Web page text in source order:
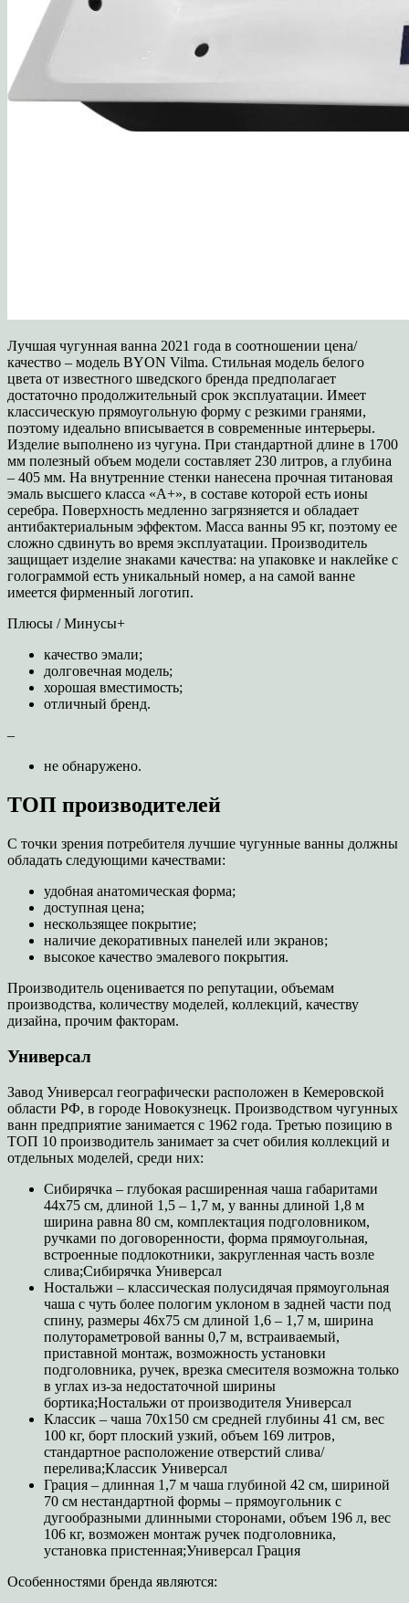
Лучшая чугунная ванна 2021 года в соотношении цена/
качество – модель BYON Vilma. Стильная модель белого
цвета от известного шведского бренда предполагает
достаточно продолжительный срок эксплуатации. Имеет
классическую прямоугольную форму с резкими гранями,
поэтому идеально вписывается в современные интерьеры.
Изделие выполнено из чугуна. При стандартной длине в 1700
мм полезный объем модели составляет 230 литров, а глубина
– 405 мм. На внутренние стенки нанесена прочная титановая
эмаль высшего класса «A+», в составе которой есть ионы
серебра. Поверхность медленно загрязняется и обладает
антибактериальным эффектом. Масса ванны 95 кг, поэтому ее
сложно сдвинуть во время эксплуатации. Производитель
защищает изделие знаками качества: на упаковке и наклейке с
голограммой есть уникальный номер, а на самой ванне
имеется фирменный логотип.
Плюсы / Минусы+
качество эмали;
долговечная модель;
хорошая вместимость;
отличный бренд.
–
не обнаружено.
ТОП производителей
С точки зрения потребителя лучшие чугунные ванны должны
обладать следующими качествами:
удобная анатомическая форма;
доступная цена;
нескользящее покрытие;
наличие декоративных панелей или экранов;
высокое качество эмалевого покрытия.
Производитель оценивается по репутации, объемам
производства, количеству моделей, коллекций, качеству
дизайна, прочим факторам.
Универсал
Завод Универсал географически расположен в Кемеровской
области РФ, в городе Новокузнецк. Производством чугунных
ванн предприятие занимается с 1962 года. Третью позицию в
ТОП 10 производитель занимает за счет обилия коллекций и
отдельных моделей, среди них:
Сибирячка – глубокая расширенная чаша габаритами
44х75 см, длиной 1,5 – 1,7 м, у ванны длиной 1,8 м
ширина равна 80 см, комплектация подголовником,
ручками по договоренности, форма прямоугольная,
встроенные подлокотники, закругленная часть возле
слива;Сибирячка Универсал
Ностальжи – классическая полусидячая прямоугольная
чаша с чуть более пологим уклоном в задней части под
спину, размеры 46х75 см длиной 1,6 – 1,7 м, ширина
полутораметровой ванны 0,7 м, встраиваемый,
приставной монтаж, возможность установки
подголовника, ручек, врезка смесителя возможна только
в углах из-за недостаточной ширины
бортика;Ностальжи от производителя Универсал
Классик – чаша 70х150 см средней глубины 41 см, вес
100 кг, борт плоский узкий, объем 169 литров,
стандартное расположение отверстий слива/
перелива;Классик Универсал
Грация – длинная 1,7 м чаша глубиной 42 см, шириной
70 см нестандартной формы – прямоугольник с
дугообразными длинными сторонами, объем 196 л, вес
106 кг, возможен монтаж ручек подголовника,
установка пристенная;Универсал Грация
Особенностями бренда являются: